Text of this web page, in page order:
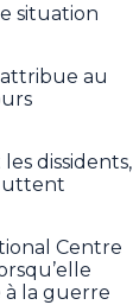
situation
au
dissidents,
Centre
à la guerre